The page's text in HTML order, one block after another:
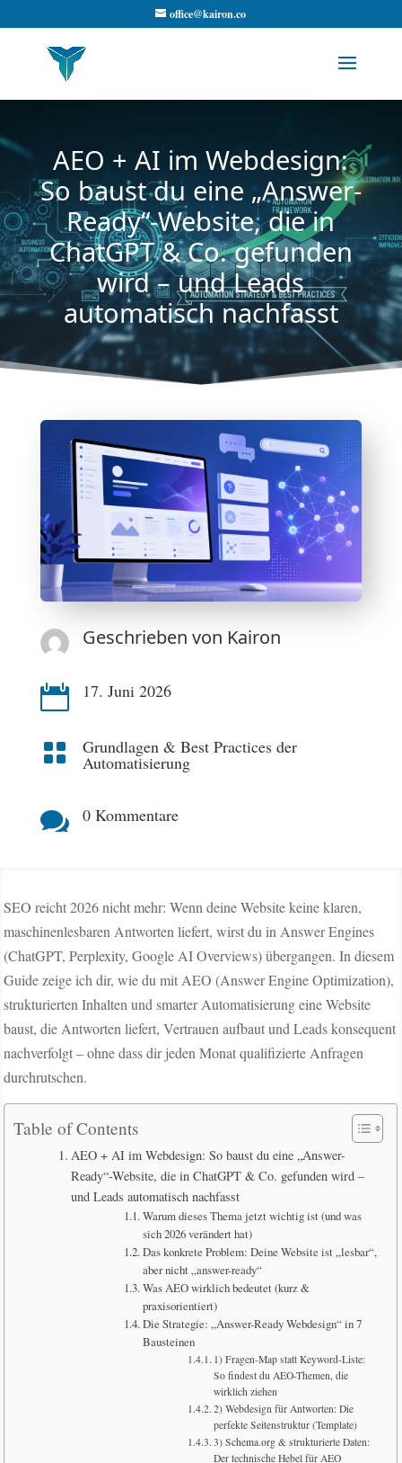
office@kairon.co
AEO + AI im Webdesign:
So baust du eine „Answer-
Ready“-Website, die in
ChatGPT & Co. gefunden
wird – und Leads
automatisch nachfasst
Geschrieben von Kairon
 17. Juni 2026
 Grundlagen & Best Practices der
Automatisierung
 0 Kommentare
SEO reicht 2026 nicht mehr: Wenn deine Website keine klaren,
maschinenlesbaren Antworten liefert, wirst du in Answer Engines
(ChatGPT, Perplexity, Google AI Overviews) übergangen. In diesem
Guide zeige ich dir, wie du mit AEO (Answer Engine Optimization),
strukturierten Inhalten und smarter Automatisierung eine Website
baust, die Antworten liefert, Vertrauen aufbaut und Leads konsequent
nachverfolgt – ohne dass dir jeden Monat qualifizierte Anfragen
durchrutschen.
Table of Contents
AEO + AI im Webdesign: So baust du eine „Answer-
Ready“-Website, die in ChatGPT & Co. gefunden wird –
und Leads automatisch nachfasst
Warum dieses Thema jetzt wichtig ist (und was
sich 2026 verändert hat)
Das konkrete Problem: Deine Website ist „lesbar“,
aber nicht „answer-ready“
Was AEO wirklich bedeutet (kurz &
praxisorientiert)
Die Strategie: „Answer-Ready Webdesign“ in 7
Bausteinen
1) Fragen-Map statt Keyword-Liste:
So findest du AEO-Themen, die
wirklich ziehen
2) Webdesign für Antworten: Die
perfekte Seitenstruktur (Template)
3) Schema.org & strukturierte Daten:
Der technische Hebel für AEO